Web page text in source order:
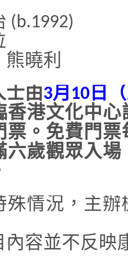
(b.1992)
熊曉利
士由 3月10日
香港文化中
票。免費門
六歲觀眾入場
殊情況，主
內容並不反映